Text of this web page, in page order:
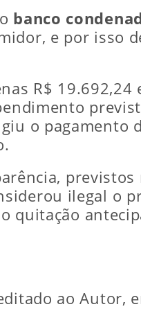
banco
e por isso
R$ 19.692,24
o pagamento
previstos
ilegal o
quitação
ao Autor,